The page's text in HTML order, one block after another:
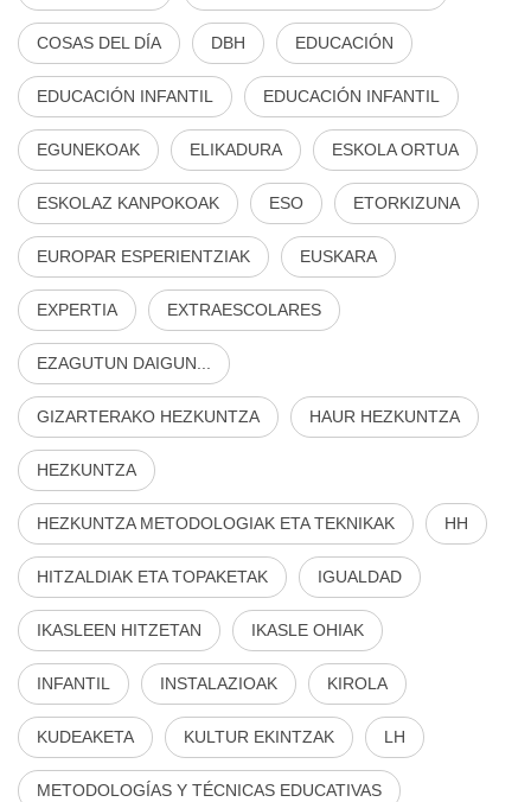
COSAS DEL DÍA DBH EDUCACIÓN
EDUCACIÓN INFANTIL EDUCACIÓN INFANTIL
EGUNEKOAK ELIKADURA ESKOLA ORTUA
ESKOLAZ KANPOKOAK ESO ETORKIZUNA
EUROPAR ESPERIENTZIAK EUSKARA
EXPERTIA EXTRAESCOLARES
EZAGUTUN DAIGUN...
GIZARTERAKO HEZKUNTZA HAUR HEZKUNTZA
HEZKUNTZA
HEZKUNTZA METODOLOGIAK ETA TEKNIKAK HH
HITZALDIAK ETA TOPAKETAK IGUALDAD
IKASLEEN HITZETAN IKASLE OHIAK
INFANTIL INSTALAZIOAK KIROLA
KUDEAKETA KULTUR EKINTZAK LH
METODOLOGÍAS Y TÉCNICAS EDUCATIVAS